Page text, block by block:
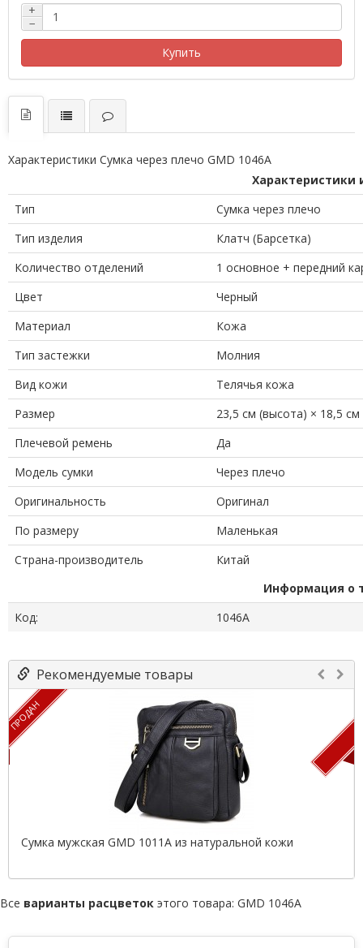
+
−
Купить
Характеристики Сумка через плечо GMD 1046A
Характеристики
Тип
Сумка через плечо
Тип изделия
Клатч (Барсетка)
Количество отделений
1 основное + передний
Цвет
Черный
Материал
Кожа
Тип застежки
Молния
Вид кожи
Телячья кожа
Размер
23,5 см (высота) × 18,5
Плечевой ремень
Да
Модель сумки
Через плечо
Оригинальность
Оригинал
По размеру
Маленькая
Страна-производитель
Китай
Информация о
Код:
1046A
Рекомендуемые товары
ПРОДАН
Сумка мужская GMD 1011A из натуральной кожи
Все варианты расцветок этого товара: GMD 1046A